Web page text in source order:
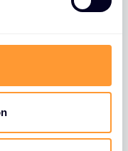
Migration